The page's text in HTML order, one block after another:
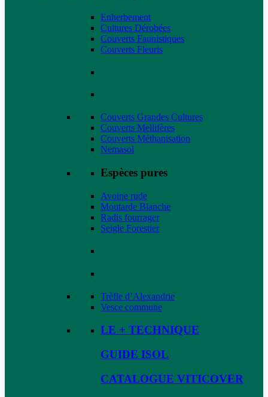
Enherbement
Cultures Dérobées
Couverts Faunistiques
Couverts Fleuris
Couverts Grandes Cultures
Couverts Mellifères
Couverts Méthanisation
Nemasol
Espèces pures
Avoine rude
Moutarde Blanche
Radis fourrager
Seigle Forestier
Trèfle d’Alexandrie
Vesce commune
LE + TECHNIQUE
GUIDE ISOL
CATALOGUE VITICOVER